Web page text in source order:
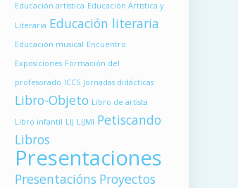
Educación artística Educación Artística y
Literaria Educación literaria
Educación musical Encuentro
Exposiciones Formación del
profesorado ICCS Jornadas didácticas
Libro-Objeto Libro de artista
Libro infantil LIJ LIJMI Petiscando
Libros
Presentaciones
Presentacións Proyectos